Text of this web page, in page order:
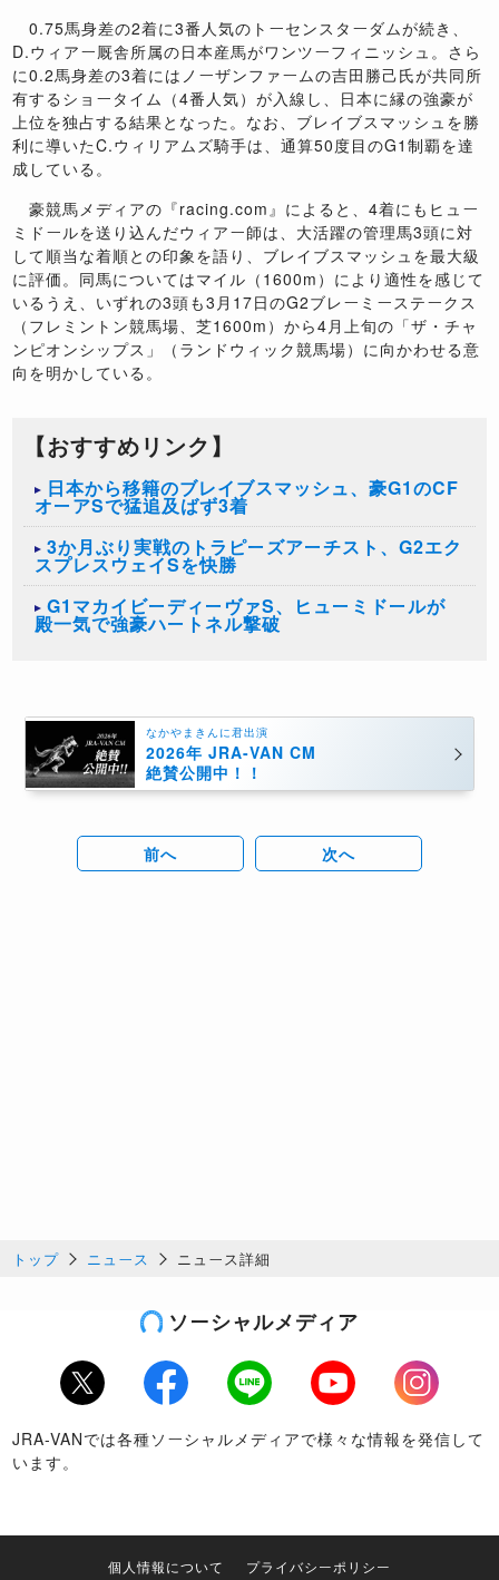
0.75馬身差の2着に3番人気のトーセンスターダムが続き、
D.ウィアー厩舎所属の日本産馬がワンツーフィニッシュ。さら
に0.2馬身差の3着にはノーザンファームの吉田勝己氏が共同所
有するショータイム（4番人気）が入線し、日本に縁の強豪が
上位を独占する結果となった。なお、ブレイブスマッシュを勝
利に導いたC.ウィリアムズ騎手は、通算50度目のG1制覇を達
成している。
豪競馬メディアの『racing.com』によると、4着にもヒュー
ミドールを送り込んだウィアー師は、大活躍の管理馬3頭に対
して順当な着順との印象を語り、ブレイブスマッシュを最大級
に評価。同馬についてはマイル（1600m）により適性を感じて
いるうえ、いずれの3頭も3月17日のG2ブレーミーステークス
（フレミントン競馬場、芝1600m）から4月上旬の「ザ・チャ
ンピオンシップス」（ランドウィック競馬場）に向かわせる意
向を明かしている。
【おすすめリンク】
日本から移籍のブレイブスマッシュ、豪G1のCF
オーアSで猛追及ばず3着
3か月ぶり実戦のトラピーズアーチスト、G2エク
スプレスウェイSを快勝
G1マカイビーディーヴァS、ヒューミドールが
殿一気で強豪ハートネル撃破
なかやまきんに君出演
2026年 JRA-VAN CM
絶賛公開中！！
前へ 次へ
トップ ニュース ニュース詳細
ソーシャルメディア
Twitter Facebook LINE Youtube
Instagram
JRA-VANでは各種ソーシャルメディアで様々な情報を発信して
います。
個人情報について プライバシーポリシー